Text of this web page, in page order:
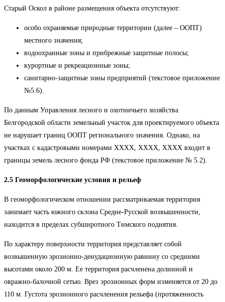
Старый Оскол в районе размещения объекта отсутствуют:
особо охраняемые природные территории (далее – ООПТ)
местного значения;
водоохранные зоны и прибрежные защитные полосы;
курортные и рекреационные зоны;
санитарно-защитные зоны предприятий (текстовое приложение
№5.6).
По данным Управления лесного и охотничьего хозяйства
Белгородской области земельный участок для проектируемого объекта
не нарушает границ ООПТ регионального значения. Однако, на
участках с кадастровыми номерами ХХХХ, ХХХХ, ХХХХ входит в
границы земель лесного фонда РФ (текстовое приложение № 5.2).
2.5 Геоморфологические условия и рельеф
В геоморфологическом отношении рассматриваемая территория
занимает часть южного склона Средне-Русской возвышенности,
находится в пределах субширотного Тимского поднятия.
По характеру поверхности территория представляет собой
возвышенную эрозионно-денудационную равнину со средними
высотами около 200 м. Ее территория расчленена долинной и
овражно-балочной сетью. Врез эрозионных форм изменяется от 20 до
110 м. Густота эрозионного расчленения рельефа (протяженность